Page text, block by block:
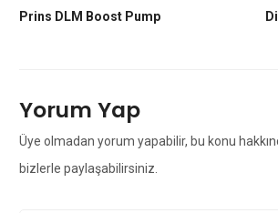
Prins DLM Boost Pump
Yorum Yap
Üye olmadan yorum yapabilir, bu konu
bizlerle paylaşabilirsiniz.